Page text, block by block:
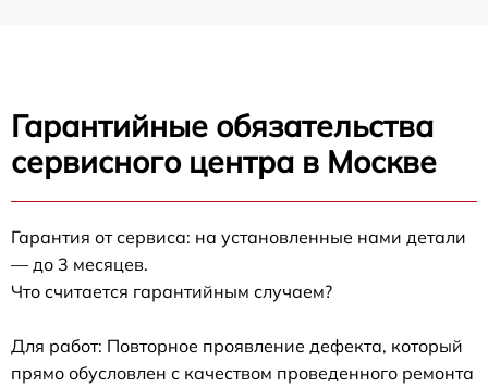
Гарантийные обязательства
сервисного центра в Москве
Гарантия от сервиса: на установленные нами детали
— до 3 месяцев.
Что считается гарантийным случаем?
Для работ: Повторное проявление дефекта, который
прямо обусловлен с качеством проведенного ремонта